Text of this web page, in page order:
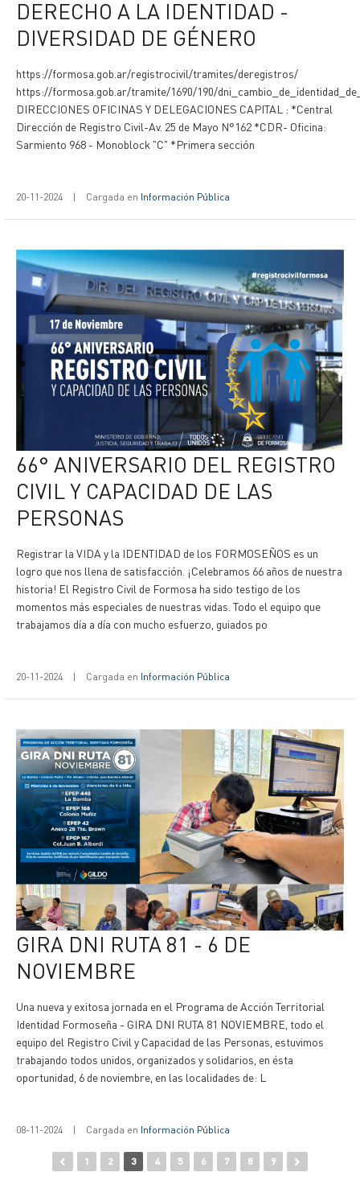
DERECHO A LA IDENTIDAD -
DIVERSIDAD DE GÉNERO
https://formosa.gob.ar/registrocivil/tramites/deregistros/
https://formosa.gob.ar/tramite/1690/190/
DIRECCIONES OFICINAS Y DELEGACIONES CAPITAL : *Central
Dirección de Registro Civil-Av. 25 de Mayo N°162 *CDR- Oficina:
Sarmiento 968 - Monoblock "C" *Primera sección
20-11-2024 | Cargada en Información Pública
66° ANIVERSARIO DEL REGISTRO
CIVIL Y CAPACIDAD DE LAS
PERSONAS
Registrar la VIDA y la IDENTIDAD de los FORMOSEÑOS es un
logro que nos llena de satisfacción. ¡Celebramos 66 años de nuestra
historia! El Registro Civil de Formosa ha sido testigo de los
momentos más especiales de nuestras vidas. Todo el equipo que
trabajamos día a día con mucho esfuerzo, guiados po
20-11-2024 | Cargada en Información Pública
GIRA DNI RUTA 81 - 6 DE
NOVIEMBRE
Una nueva y exitosa jornada en el Programa de Acción Territorial
Identidad Formoseña - GIRA DNI RUTA 81 NOVIEMBRE, todo el
equipo del Registro Civil y Capacidad de las Personas, estuvimos
trabajando todos unidos, organizados y solidarios, en ésta
oportunidad, 6 de noviembre, en las localidades de: L
08-11-2024 | Cargada en Información Pública
1 2 3 4 5 6 7 8 9